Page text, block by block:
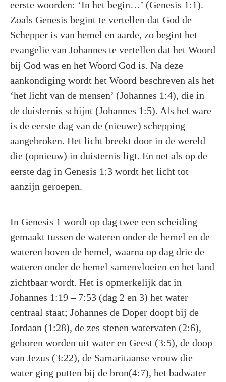
eerste woorden: ‘In het begin…’ (Genesis 1:1).
Zoals Genesis begint te vertellen dat God de
Schepper is van hemel en aarde, zo begint het
evangelie van Johannes te vertellen dat het Woord
bij God was en het Woord God is. Na deze
aankondiging wordt het Woord beschreven als het
‘het licht van de mensen’ (Johannes 1:4), die in
de duisternis schijnt (Johannes 1:5). Als het ware
is de eerste dag van de (nieuwe) schepping
aangebroken. Het licht breekt door in de wereld
die (opnieuw) in duisternis ligt. En net als op de
eerste dag in Genesis 1:3 wordt het licht tot
aanzijn geroepen.
In Genesis 1 wordt op dag twee een scheiding
gemaakt tussen de wateren onder de hemel en de
wateren boven de hemel, waarna op dag drie de
wateren onder de hemel samenvloeien en het land
zichtbaar wordt. Het is opmerkelijk dat in
Johannes 1:19 – 7:53 (dag 2 en 3) het water
centraal staat; Johannes de Doper doopt bij de
Jordaan (1:28), de zes stenen watervaten (2:6),
geboren worden uit water en Geest (3:5), de doop
van Jezus (3:22), de Samaritaanse vrouw die
water ging putten bij de bron(4:7), het badwater